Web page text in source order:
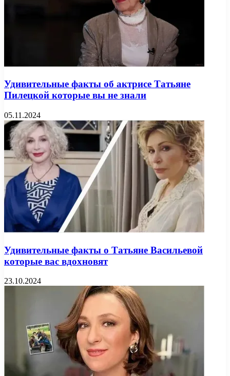
Удивительные факты об актрисе Татьяне
Пилецкой которые вы не знали
05.11.2024
Удивительные факты о Татьяне Васильевой
которые вас вдохновят
23.10.2024